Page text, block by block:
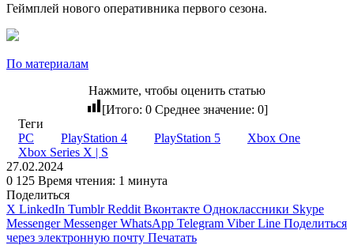
Геймплей нового оперативника первого сезона.
По материалам
Нажмите, чтобы оценить статью
[Итого: 0 Среднее значение: 0]
Теги
PC
PlayStation 4 PlayStation 5
Xbox One
Xbox Series X | S
27.02.2024
0 125 Время чтения: 1 минута
Поделиться
X LinkedIn Tumblr Reddit Вконтакте Одноклассники Skype
Messenger Messenger WhatsApp Telegram Viber Line Поделиться
через электронную почту Печатать